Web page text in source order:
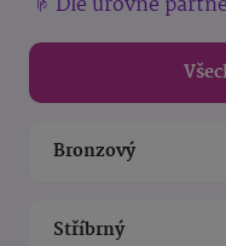
Bronzový
Stříbrný